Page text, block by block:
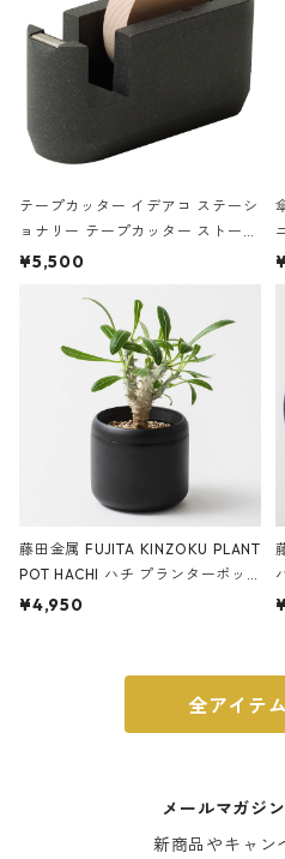
テープカッター イデアコ ステーシ
ョナリー テープカッター ストーン
サンドカラー 石調 ideaco Station
¥5,500
藤田金属 FUJITA KINZOKU PLANT
POT HACHI ハチ プランターポッ
ト 3号 ブラック
¥4,950
全アイテ
メールマガジ
新商品やキャン